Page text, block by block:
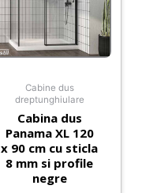
Cabine dus
dreptunghiulare
Cabina dus
Panama XL 120
x 90 cm cu sticla
8 mm si profile
negre